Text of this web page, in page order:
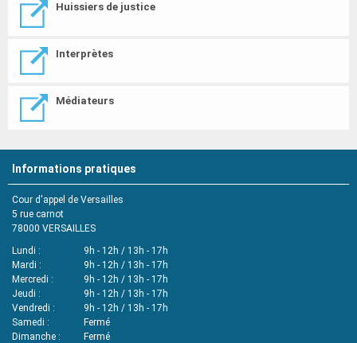
Huissiers de justice
Interprètes
Médiateurs
Informations pratiques
Cour d'appel de Versailles
5 rue carnot
78000 VERSAILLES
Lundi
9h - 12h / 13h - 17h
Mardi
9h - 12h / 13h - 17h
Mercredi
9h - 12h / 13h - 17h
Jeudi
9h - 12h / 13h - 17h
Vendredi
9h - 12h / 13h - 17h
Samedi
Fermé
Dimanche
Fermé